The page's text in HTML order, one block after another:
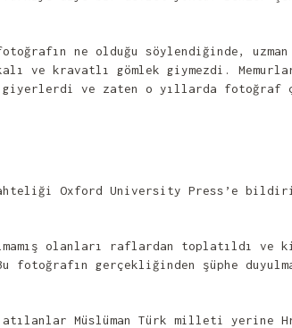
ne olduğu söylendiğinde,
ve kravatlı gömlek giymezdi.
ve zaten o yıllarda fotoğraf
Oxford University Press’e
olanları raflardan toplatıldı
fotoğrafın gerçekliğinden şüphe
Müslüman Türk milleti yerine